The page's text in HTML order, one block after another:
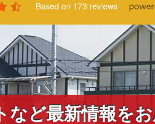
Based on 173 reviews
ど最新情報をお